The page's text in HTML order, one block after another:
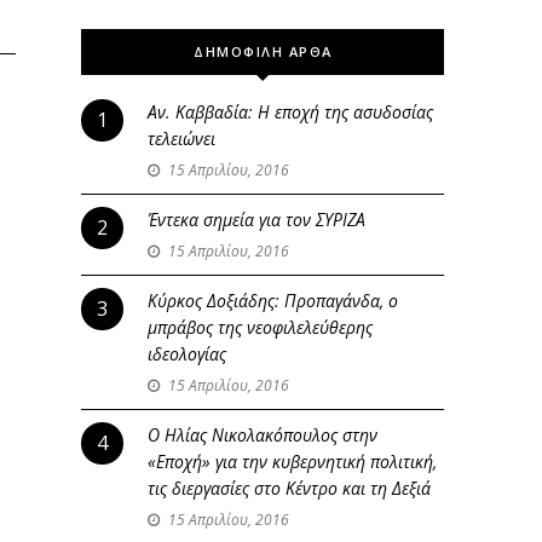
ΔΗΜΟΦΙΛΗ ΑΡΘΑ
1
Αν. Καββαδία: Η εποχή της ασυδοσίας
τελειώνει
15 Απριλίου, 2016
2 Έντεκα σημεία για τον ΣΥΡΙΖΑ
15 Απριλίου, 2016
3
Κύρκος Δοξιάδης: Προπαγάνδα, ο
μπράβος της νεοφιλελεύθερης
ιδεολογίας
15 Απριλίου, 2016
4
Ο Ηλίας Νικολακόπουλος στην
«Εποχή» για την κυβερνητική πολιτική,
τις διεργασίες στο Κέντρο και τη Δεξιά
15 Απριλίου, 2016